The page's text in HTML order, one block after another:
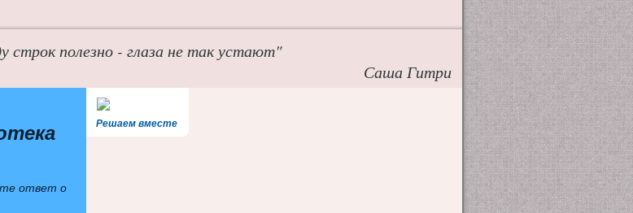
полезно - глаза не так устают"
Саша Гитри
Решаем вместе
ответ о